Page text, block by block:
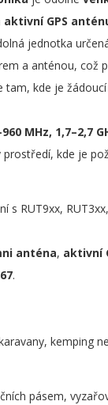
aktivní GPS
jednotka
a anténou, což
tam, kde je
MHz, 1,7–2,7
prostředí, kde je
RUT9xx,
anténa, aktivní
.
kemping
pásem,